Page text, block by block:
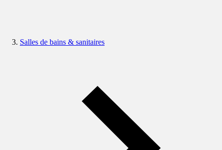
Salles de bains & sanitaires